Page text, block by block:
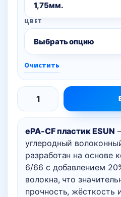
ePA-CF пластик ESUN
углеродный
разработан на основе
6/66 с добавлением
волокна, что
прочность, жёсткость
ЦВЕТ
Очистить
Количество
товара
ePA-
CF
пластик
ESUN,